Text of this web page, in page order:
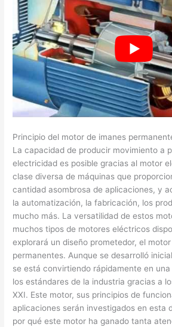
Principio del motor de imanes
La capacidad de producir movimiento a
electricidad es posible gracias al motor
clase diversa de máquinas que
cantidad asombrosa de aplicaciones, y
la automatización, la fabricación, los
mucho más. La versatilidad de estos
muchos tipos de motores eléctricos
explorará un diseño prometedor, el
permanentes. Aunque se desarrolló
se está convirtiendo rápidamente en
los estándares de la industria gracias a
XXI. Este motor, sus principios de
aplicaciones serán investigados en esta
por qué este motor ha ganado tanta